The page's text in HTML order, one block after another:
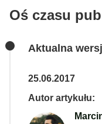
Oś czasu
Aktualna
25.06.2017
Autor artykułu: